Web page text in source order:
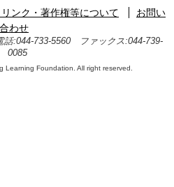
ンク・著作権等について
お問い
合わせ
話:044-733-5560 ファックス:044-739-
0085
Learning Foundation. All right reserved.